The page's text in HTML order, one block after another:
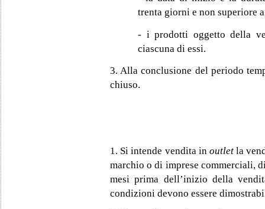
trenta giorni e non superiore
- i prodotti oggetto della
ciascuna di essi.
3. Alla conclusione del periodo
chiuso.
1. Si intende vendita in outletla
marchio o di imprese commerciali,
mesi prima dell’inizio della
condizioni devono essere